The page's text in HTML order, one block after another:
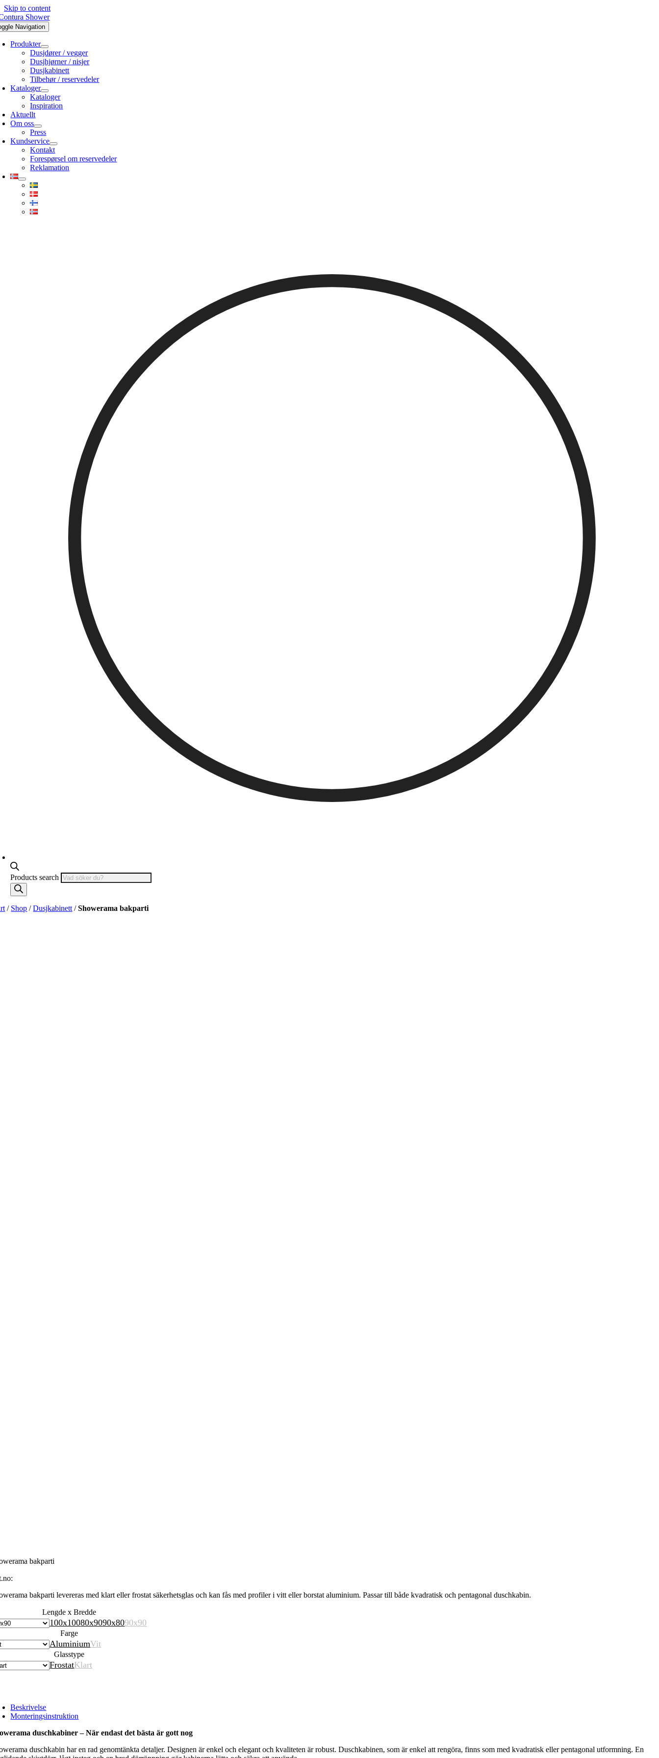
Skip to content
Navigation
Produkter
Dusjdører / vegger
Dusjhjørner / nisjer
Dusjkabinett
Tilbehør / reservedeler
Kataloger
Kataloger
Inspiration
Aktuellt
Om oss
Press
Kundservice
Kontakt
Forespørsel om reservedeler
Reklamation
Products search
/ Shop /Dusjkabinett /Showerama bakparti
bakparti
bakparti levereras med klart eller frostat säkerhetsglas och kan fås med profiler i vitt eller borstat aluminium. Passar till både kvadratisk och pentagonal duschkabin.
Lengde x Bredde
100x10080x9090x8090x90
Farge
AluminiumVit
Glasstype
FrostatKlart
Beskrivelse
Monteringsinstruktion
duschkabiner – När endast det bästa är gott nog
duschkabin har en rad genomtänkta detaljer. Designen är enkel och elegant och kvaliteten är robust. Duschkabinen, som är enkel att rengöra, finns som med kvadratisk eller pentagonal utformning. En